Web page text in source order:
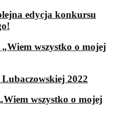
edycja konkursu
wszystko o mojej
2022
wszystko o mojej